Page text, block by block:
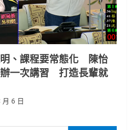
、課程要常態化 陳怡
一次講習 打造長輩就
月 6 日